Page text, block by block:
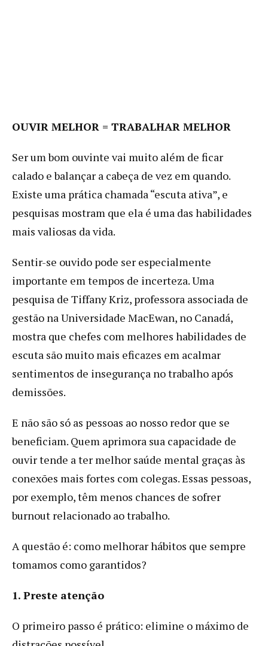
OUVIR MELHOR = TRABALHAR MELHOR
Ser um bom ouvinte vai muito além de ficar
calado e balançar a cabeça de vez em quando.
Existe uma prática chamada “escuta ativa”, e
pesquisas mostram que ela é uma das habilidades
mais valiosas da vida.
Sentir-se ouvido pode ser especialmente
importante em tempos de incerteza. Uma
pesquisa de Tiffany Kriz, professora associada de
gestão na Universidade MacEwan, no Canadá,
mostra que chefes com melhores habilidades de
escuta são muito mais eficazes em acalmar
sentimentos de insegurança no trabalho após
demissões.
E não são só as pessoas ao nosso redor que se
beneficiam. Quem aprimora sua capacidade de
ouvir tende a ter melhor saúde mental graças às
conexões mais fortes com colegas. Essas pessoas,
por exemplo, têm menos chances de sofrer
burnout relacionado ao trabalho.
A questão é: como melhorar hábitos que sempre
tomamos como garantidos?
1. Preste atenção
O primeiro passo é prático: elimine o máximo de